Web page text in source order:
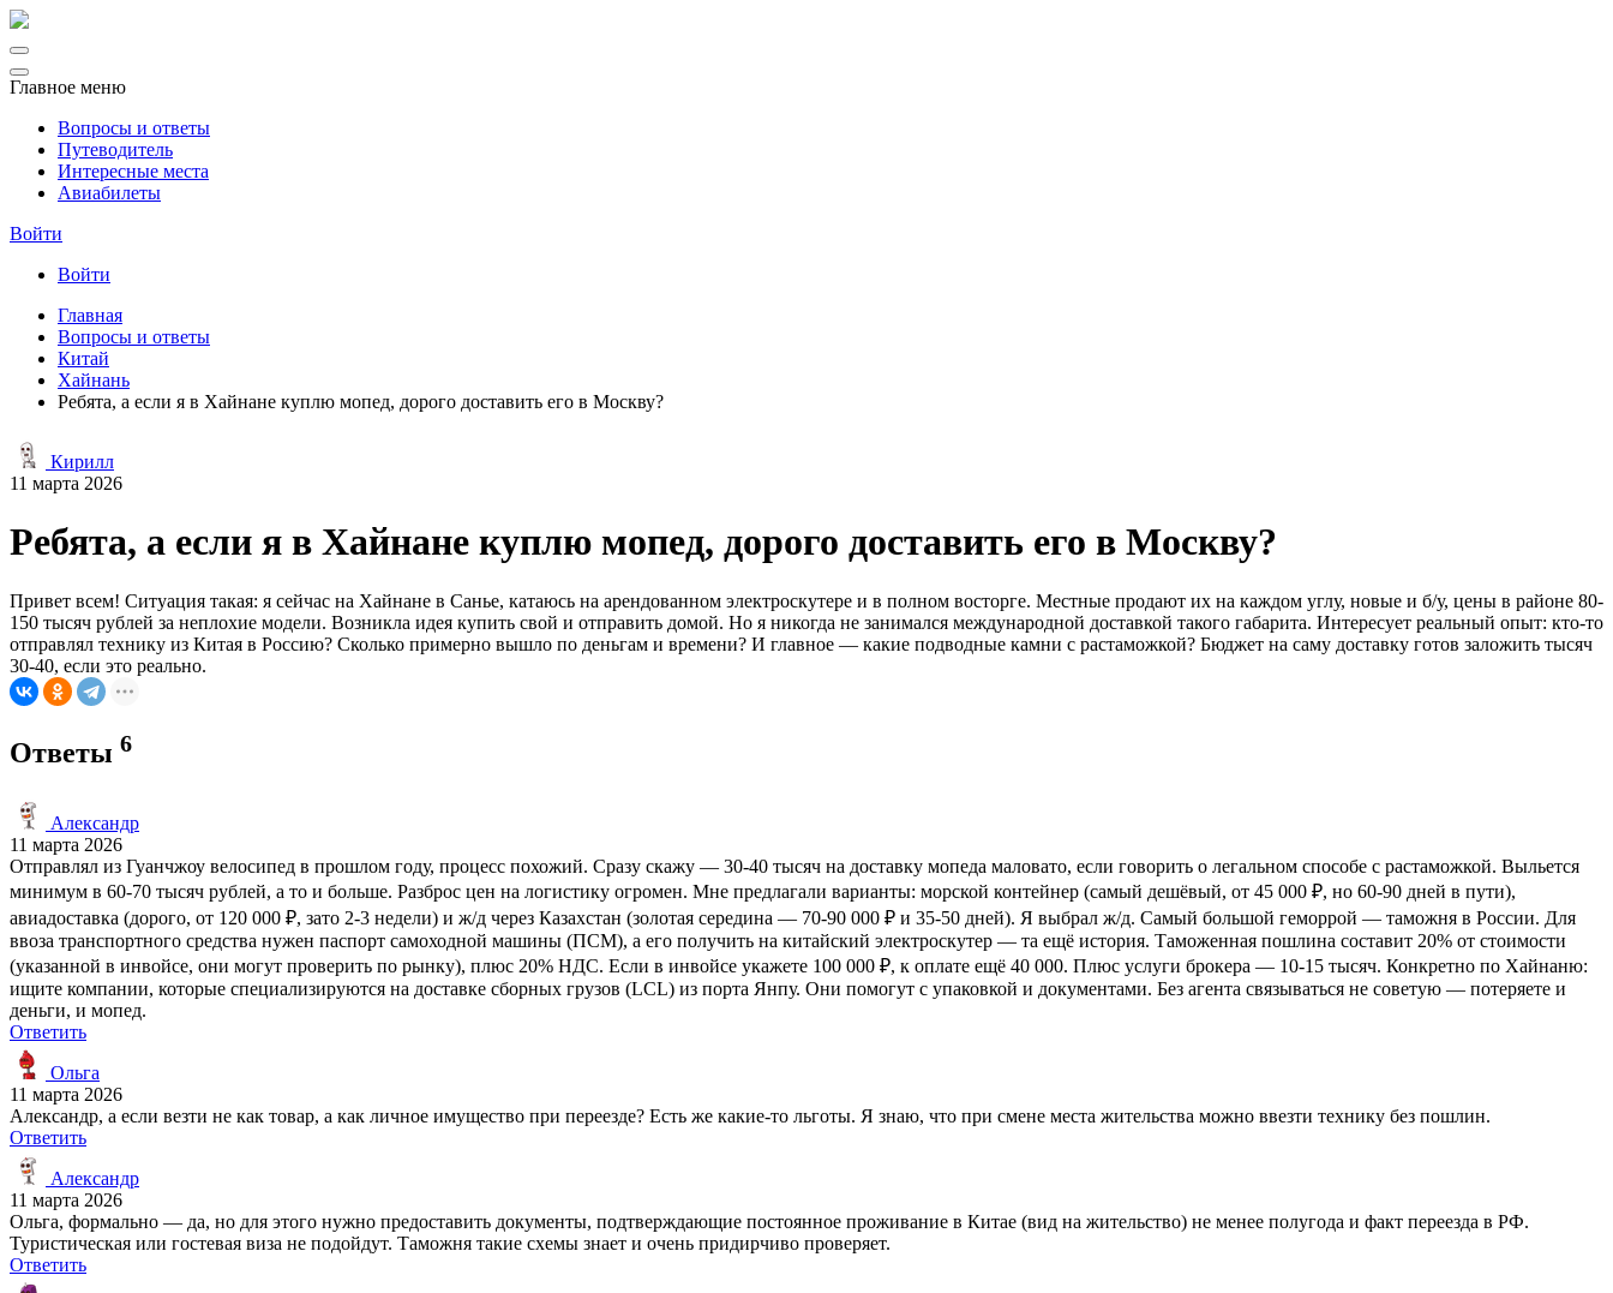
Главное меню
Вопросы и ответы
Путеводитель
Интересные места
Авиабилеты
Войти
Войти
Главная
Вопросы и ответы
Китай
Хайнань
Ребята, а если я в Хайнане куплю мопед, дорого доставить его в Москву?
Кирилл
11 марта 2026
Ребята, а если я в Хайнане куплю мопед, дорого доставить его в Москву?
Привет всем! Ситуация такая: я сейчас на Хайнане в Санье, катаюсь на арендованном электроскутере и в полном восторге. Местные продают их на каждом углу, новые и б/у, цены в районе 80-
150 тысяч рублей за неплохие модели. Возникла идея купить свой и отправить домой. Но я никогда не занимался международной доставкой такого габарита. Интересует реальный опыт: кто-то
отправлял технику из Китая в Россию? Сколько примерно вышло по деньгам и времени? И главное — какие подводные камни с растаможкой? Бюджет на саму доставку готов заложить тысяч
30-40, если это реально.
Ответы 6
Александр
11 марта 2026
Отправлял из Гуанчжоу велосипед в прошлом году, процесс похожий. Сразу скажу — 30-40 тысяч на доставку мопеда маловато, если говорить о легальном способе с растаможкой. Выльется
минимум в 60-70 тысяч рублей, а то и больше. Разброс цен на логистику огромен. Мне предлагали варианты: морской контейнер (самый дешёвый, от 45 000 ₽, но 60-90 дней в пути),
авиадоставка (дорого, от 120 000 ₽, зато 2-3 недели) и ж/д через Казахстан (золотая середина — 70-90 000 ₽ и 35-50 дней). Я выбрал ж/д. Самый большой геморрой — таможня в России. Для
ввоза транспортного средства нужен паспорт самоходной машины (ПСМ), а его получить на китайский электроскутер — та ещё история. Таможенная пошлина составит 20% от стоимости
(указанной в инвойсе, они могут проверить по рынку), плюс 20% НДС. Если в инвойсе укажете 100 000 ₽, к оплате ещё 40 000. Плюс услуги брокера — 10-15 тысяч. Конкретно по Хайнаню:
ищите компании, которые специализируются на доставке сборных грузов (LCL) из порта Янпу. Они помогут с упаковкой и документами. Без агента связываться не советую — потеряете и
деньги, и мопед.
Ответить
Ольга
11 марта 2026
Александр, а если везти не как товар, а как личное имущество при переезде? Есть же какие-то льготы. Я знаю, что при смене места жительства можно ввезти технику без пошлин.
Ответить
Александр
11 марта 2026
Ольга, формально — да, но для этого нужно предоставить документы, подтверждающие постоянное проживание в Китае (вид на жительство) не менее полугода и факт переезда в РФ.
Туристическая или гостевая виза не подойдут. Таможня такие схемы знает и очень придирчиво проверяет.
Ответить